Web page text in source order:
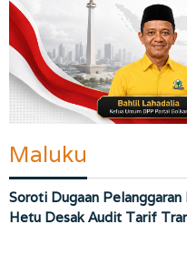
Maluku
Soroti Dugaan Pelanggaran
Hetu Desak Audit Tarif